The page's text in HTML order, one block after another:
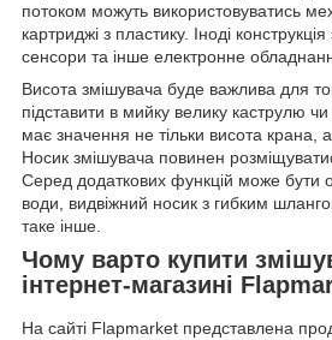
потоком можуть використовуватись
картриджі з пластику. Іноді
сенсори та інше електронне
Висота змішувача буде важлива для
підставити в мийку велику каструлю чи
має значення не тільки висота крана,
Носик змішувача повинен
Серед додаткових функцій може бути
води, видвіжний носик з гибким
таке інше.
Чому варто купити
інтернет-магазині
На сайті Flapmarket представлена